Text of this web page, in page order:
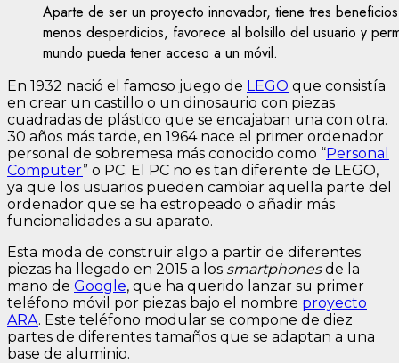
Aparte de ser un proyecto innovador, tiene tres
menos desperdicios, favorece al bolsillo del usuario y
mundo pueda tener acceso a un móvil.
En 1932 nació el famoso juego de LEGO que consistía
en crear un castillo o un dinosaurio con piezas
cuadradas de plástico que se encajaban una con otra.
30 años más tarde, en 1964 nace el primer ordenador
personal de sobremesa más conocido como “Personal
Computer” o PC. El PC no es tan diferente de LEGO,
ya que los usuarios pueden cambiar aquella parte del
ordenador que se ha estropeado o añadir más
funcionalidades a su aparato.
Esta moda de construir algo a partir de diferentes
piezas ha llegado en 2015 a los smartphonesde la
mano de Google, que ha querido lanzar su primer
teléfono móvil por piezas bajo el nombre proyecto
ARA. Este teléfono modular se compone de diez
partes de diferentes tamaños que se adaptan a una
base de aluminio.